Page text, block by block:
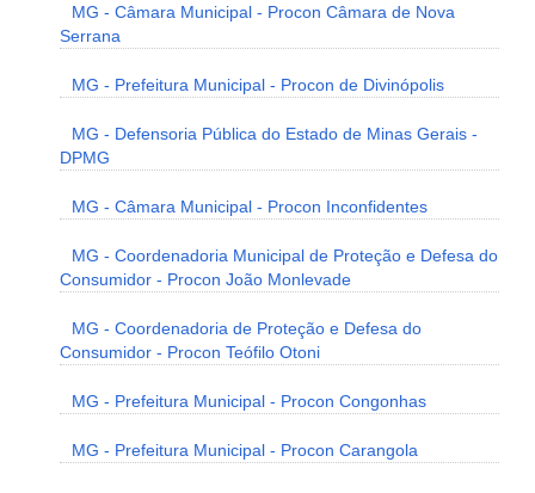
MG - Câmara Municipal - Procon Câmara de Nova
Serrana
MG - Prefeitura Municipal - Procon de Divinópolis
MG - Defensoria Pública do Estado de Minas Gerais -
DPMG
MG - Câmara Municipal - Procon Inconfidentes
MG - Coordenadoria Municipal de Proteção e Defesa do
Consumidor - Procon João Monlevade
MG - Coordenadoria de Proteção e Defesa do
Consumidor - Procon Teófilo Otoni
MG - Prefeitura Municipal - Procon Congonhas
MG - Prefeitura Municipal - Procon Carangola